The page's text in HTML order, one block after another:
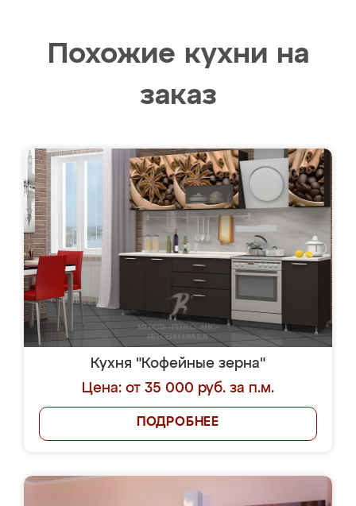
Похожие кухни на
заказ
Кухня "Кофейные зерна"
Цена: от 35 000 руб. за п.м.
ПОДРОБНЕЕ